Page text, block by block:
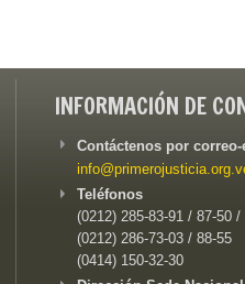
INFORMACIÓN DE
Contáctenos por
Teléfonos
(0212) 285-83-91 / 87-50 /
(0212) 286-73-03 / 88-55
(0414) 150-32-30